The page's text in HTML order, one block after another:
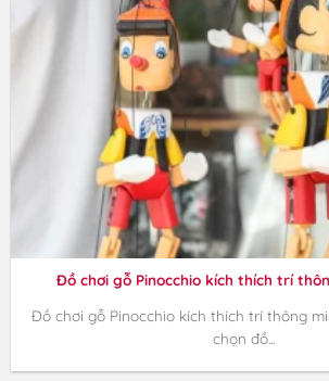
Đồ chơi gỗ Pinocchio kích thích trí
Đồ chơi gỗ Pinocchio kích thích trí thông
chọn đồ...